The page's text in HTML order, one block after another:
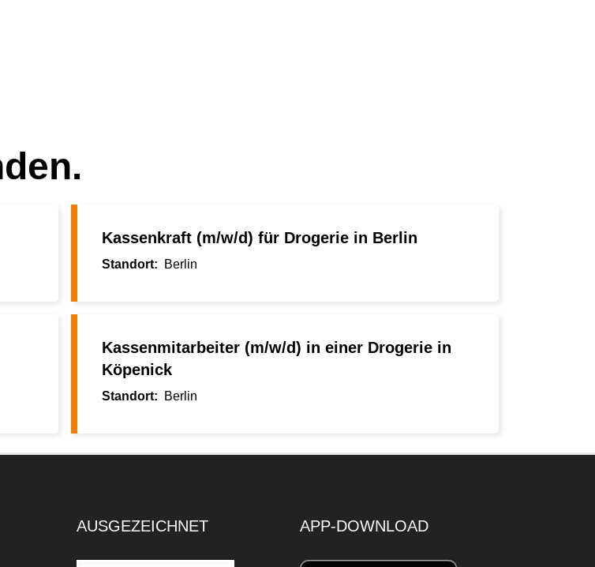
Kassenkraft (m/w/d) für Drogerie in Berlin
Berlin
Kassenmitarbeiter (m/w/d) in einer Drogerie in
Köpenick
Berlin
AUSGEZEICHNET APP-DOWNLOAD